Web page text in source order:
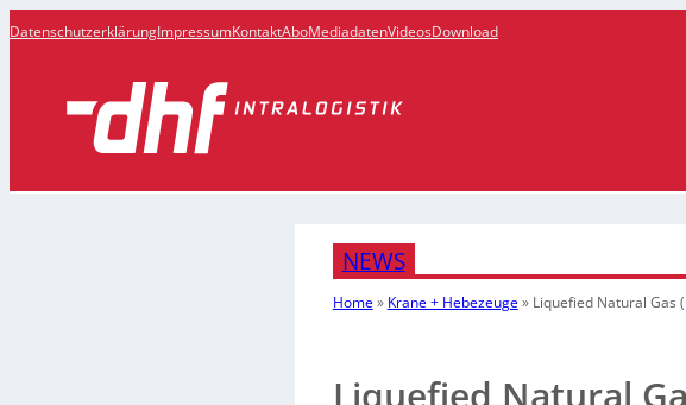
DatenschutzerklärungImpressumKontaktAboMediadatenVideosDownload
NEWS
Home» Krane + Hebezeuge» Liquefied Natural Gas
Liquefied Natural